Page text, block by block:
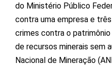
do Ministério Público
contra uma empresa e
crimes contra o
de recursos minerais sem
Nacional de Mineração